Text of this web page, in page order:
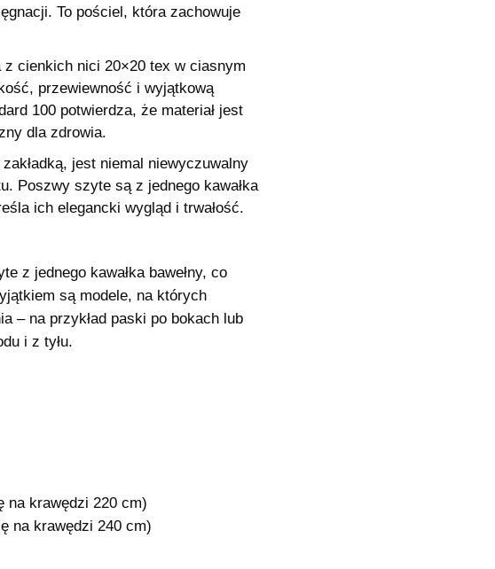
To pościel, która zachowuje
z cienkich nici 20×20 tex w ciasnym
przewiewność i wyjątkową
100 potwierdza, że materiał jest
dla zdrowia.
jest niemal niewyczuwalny
Poszwy szyte są z jednego kawałka
ich elegancki wygląd i trwałość.
z jednego kawałka bawełny, co
są modele, na których
– na przykład paski po bokach lub
i z tyłu.
na krawędzi 220 cm)
na krawędzi 240 cm)